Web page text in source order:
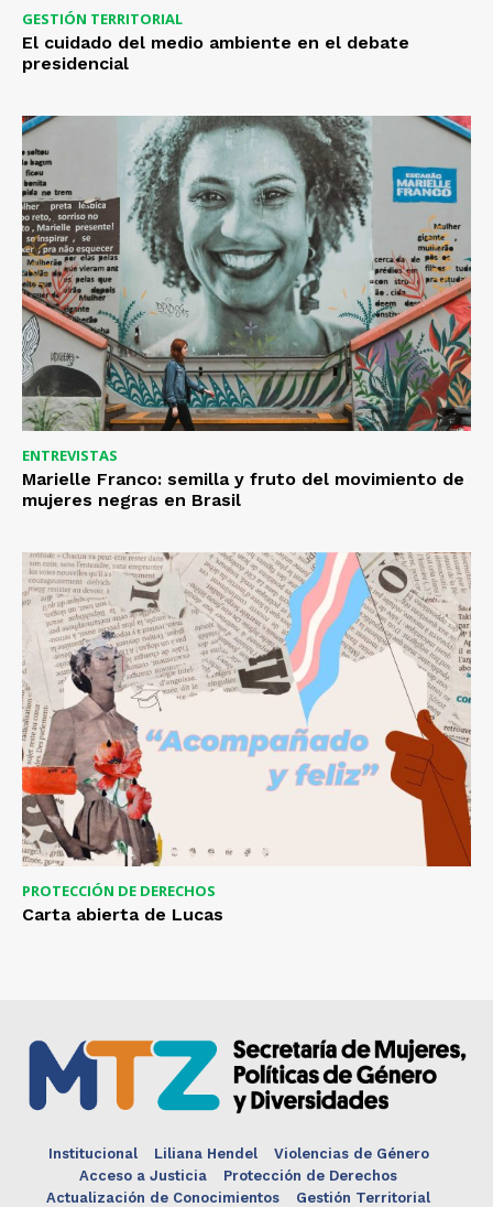
GESTIÓN TERRITORIAL
El cuidado del medio ambiente en el debate
presidencial
ENTREVISTAS
Marielle Franco: semilla y fruto del movimiento de
mujeres negras en Brasil
PROTECCIÓN DE DERECHOS
Carta abierta de Lucas
Institucional Liliana Hendel
Violencias de Género
Acceso a Justicia
Protección de Derechos
Actualización de Conocimientos
Gestión Territorial